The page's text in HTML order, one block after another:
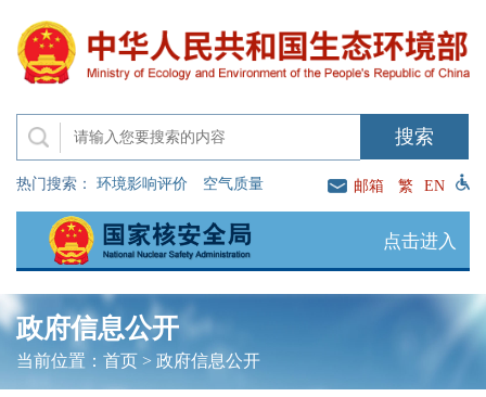
热门搜索： 环境影响评价 空气质量 邮箱 繁 EN
点击进入
政府信息公开
当前位置： 首页> 政府信息公开